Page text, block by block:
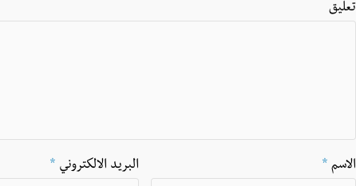
تعليق
الاسم * البريد الالكتروني *